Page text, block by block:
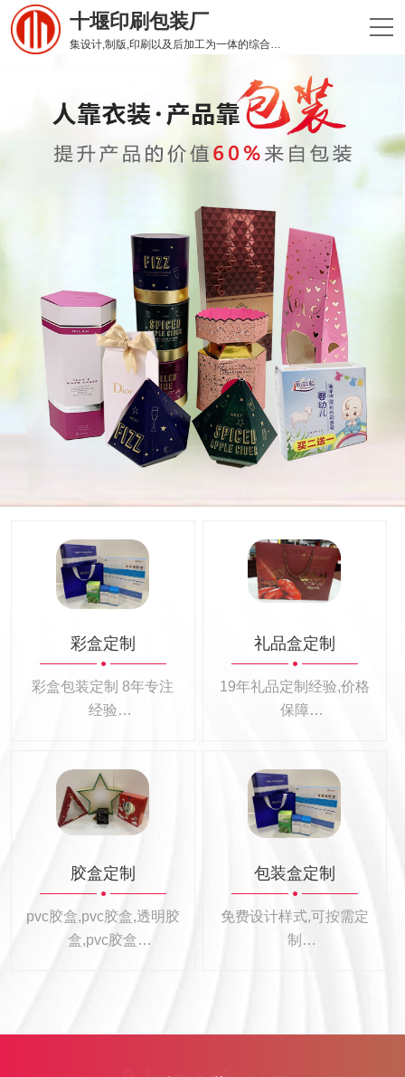
十堰印刷包装厂
集设计,制版,印刷以及后加工为一体的综合性印刷企业
彩盒定制
彩盒包装定制 8年专注
经验
礼品盒定制
19年礼品定制经验,价格
保障
胶盒定制
pvc胶盒,pvc胶盒,透明胶
盒,pvc胶盒
包装盒定制
免费设计样式,可按需定
制